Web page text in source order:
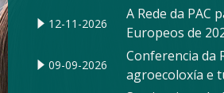
12-11-2026
A Rede da PAC
Europeos de
09-09-2026
Conferencia da
agroecoloxía e